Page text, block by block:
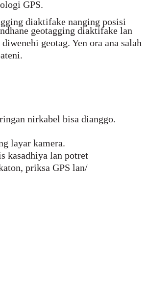
GPS.
diaktifake nanging posisi
geotagging diaktifake lan
geotag. Yen ora ana salah
nirkabel bisa dianggo.
layar kamera.
kasadhiya lan potret
priksa GPS lan/